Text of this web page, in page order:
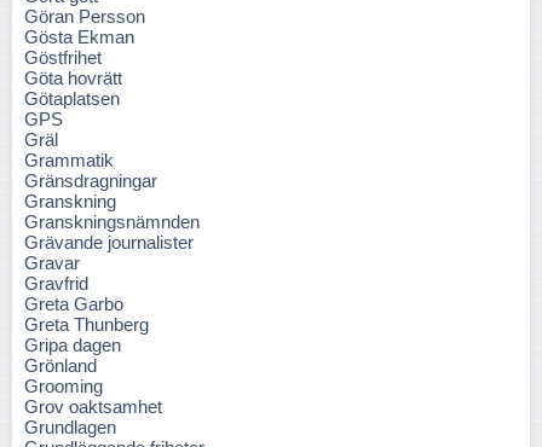
Göran Persson
Gösta Ekman
Göstfrihet
Göta hovrätt
Götaplatsen
GPS
Gräl
Grammatik
Gränsdragningar
Granskning
Granskningsnämnden
Grävande journalister
Gravar
Gravfrid
Greta Garbo
Greta Thunberg
Gripa dagen
Grönland
Grooming
Grov oaktsamhet
Grundlagen